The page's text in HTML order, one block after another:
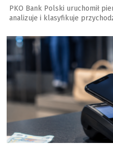
PKO Bank Polski uruchomił
analizuje i klasyfikuje
a